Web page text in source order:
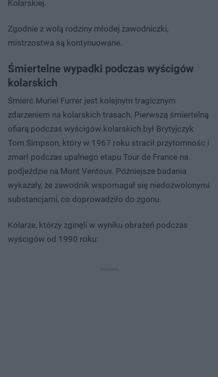
Kolarskiej.
Zgodnie z wolą rodziny młodej zawodniczki,
mistrzostwa są kontynuowane.
Śmiertelne wypadki podczas wyścigów
kolarskich
Śmierć Muriel Furrer jest kolejnym tragicznym
zdarzeniem na kolarskich trasach. Pierwszą śmiertelną
ofiarą podczas wyścigów kolarskich był Brytyjczyk
Tom Simpson, który w 1967 roku stracił przytomnośc i
zmarł podczas upalnego etapu Tour de France na
podjeździe na Mont Ventoux. Późniejsze badania
wykazały, że zawodnik wspomagał się niedozwolonymi
substancjami, co doprowadziło do zgonu.
Kolarze, którzy zginęli w wyniku obrażeń podczas
wyścigów od 1990 roku: